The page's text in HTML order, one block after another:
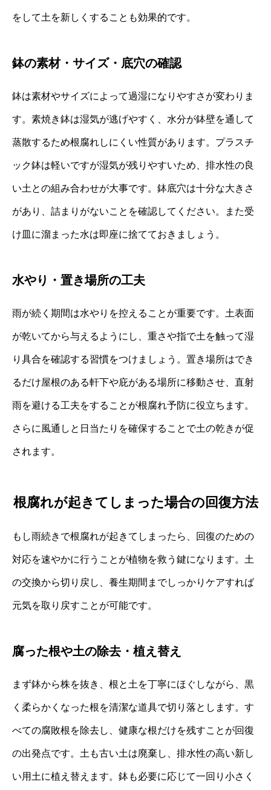
をして土を新しくすることも効果的です。
鉢の素材・サイズ・底穴の確認
鉢は素材やサイズによって過湿になりやすさが変わりま
す。素焼き鉢は湿気が逃げやすく、水分が鉢壁を通して
蒸散するため根腐れしにくい性質があります。プラスチ
ック鉢は軽いですが湿気が残りやすいため、排水性の良
い土との組み合わせが大事です。鉢底穴は十分な大きさ
があり、詰まりがないことを確認してください。また受
け皿に溜まった水は即座に捨てておきましょう。
水やり・置き場所の工夫
雨が続く期間は水やりを控えることが重要です。土表面
が乾いてから与えるようにし、重さや指で土を触って湿
り具合を確認する習慣をつけましょう。置き場所はでき
るだけ屋根のある軒下や庇がある場所に移動させ、直射
雨を避ける工夫をすることが根腐れ予防に役立ちます。
さらに風通しと日当たりを確保することで土の乾きが促
されます。
根腐れが起きてしまった場合の回復方法
もし雨続きで根腐れが起きてしまったら、回復のための
対応を速やかに行うことが植物を救う鍵になります。土
の交換から切り戻し、養生期間までしっかりケアすれば
元気を取り戻すことが可能です。
腐った根や土の除去・植え替え
まず鉢から株を抜き、根と土を丁寧にほぐしながら、黒
く柔らかくなった根を清潔な道具で切り落とします。す
べての腐敗根を除去し、健康な根だけを残すことが回復
の出発点です。土も古い土は廃棄し、排水性の高い新し
い用土に植え替えます。鉢も必要に応じて一回り小さく